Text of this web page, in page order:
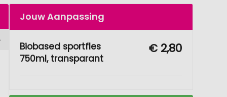
Jouw Aanpassing
Biobased sportfles
750ml, transparant
€ 2,80